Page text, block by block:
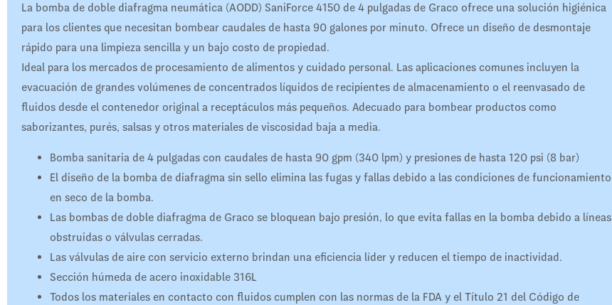
La bomba de doble diafragma neumática (AODD) SaniForce 4150 de 4 pulgadas de Graco ofrece una solución higiénica
para los clientes que necesitan bombear caudales de hasta 90 galones por minuto. Ofrece un diseño de desmontaje
rápido para una limpieza sencilla y un bajo costo de propiedad.
Ideal para los mercados de procesamiento de alimentos y cuidado personal. Las aplicaciones comunes incluyen la
evacuación de grandes volúmenes de concentrados líquidos de recipientes de almacenamiento o el reenvasado de
fluidos desde el contenedor original a receptáculos más pequeños. Adecuado para bombear productos como
saborizantes, purés, salsas y otros materiales de viscosidad baja a media.
Bomba sanitaria de 4 pulgadas con caudales de hasta 90 gpm (340 lpm) y presiones de hasta 120 psi (8 bar)
El diseño de la bomba de diafragma sin sello elimina las fugas y fallas debido a las condiciones de funcionamiento
en seco de la bomba.
Las bombas de doble diafragma de Graco se bloquean bajo presión, lo que evita fallas en la bomba debido a líneas
obstruidas o válvulas cerradas.
Las válvulas de aire con servicio externo brindan una eficiencia líder y reducen el tiempo de inactividad.
Sección húmeda de acero inoxidable 316L
Todos los materiales en contacto con fluidos cumplen con las normas de la FDA y el Título 21 del Código de